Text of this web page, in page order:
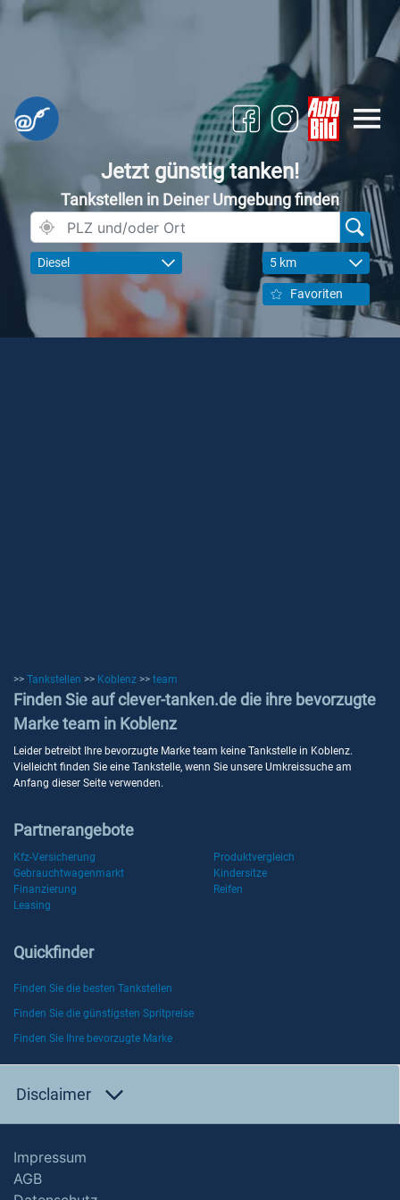
Jetzt günstig tanken!
Tankstellen in Deiner Umgebung finden
Diesel 5 km
Favoriten
>> Tankstellen >> Koblenz >> team
Finden Sie auf clever-tanken.de die ihre bevorzugte
Marke team in Koblenz
Leider betreibt Ihre bevorzugte Marke team keine Tankstelle in Koblenz.
Vielleicht finden Sie eine Tankstelle, wenn Sie unsere Umkreissuche am
Anfang dieser Seite verwenden.
Partnerangebote
Kfz-Versicherung
Produktvergleich
Gebrauchtwagenmarkt
Kindersitze
Finanzierung
Reifen
Leasing
Quickfinder
Finden Sie die besten Tankstellen
Finden Sie die günstigsten Spritpreise
Finden Sie Ihre bevorzugte Marke
Disclaimer
Impressum
AGB